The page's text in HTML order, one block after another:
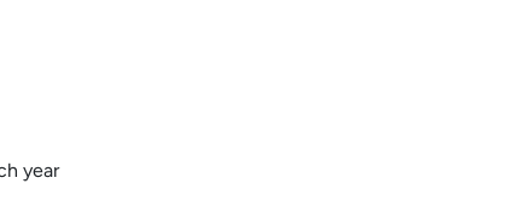
year